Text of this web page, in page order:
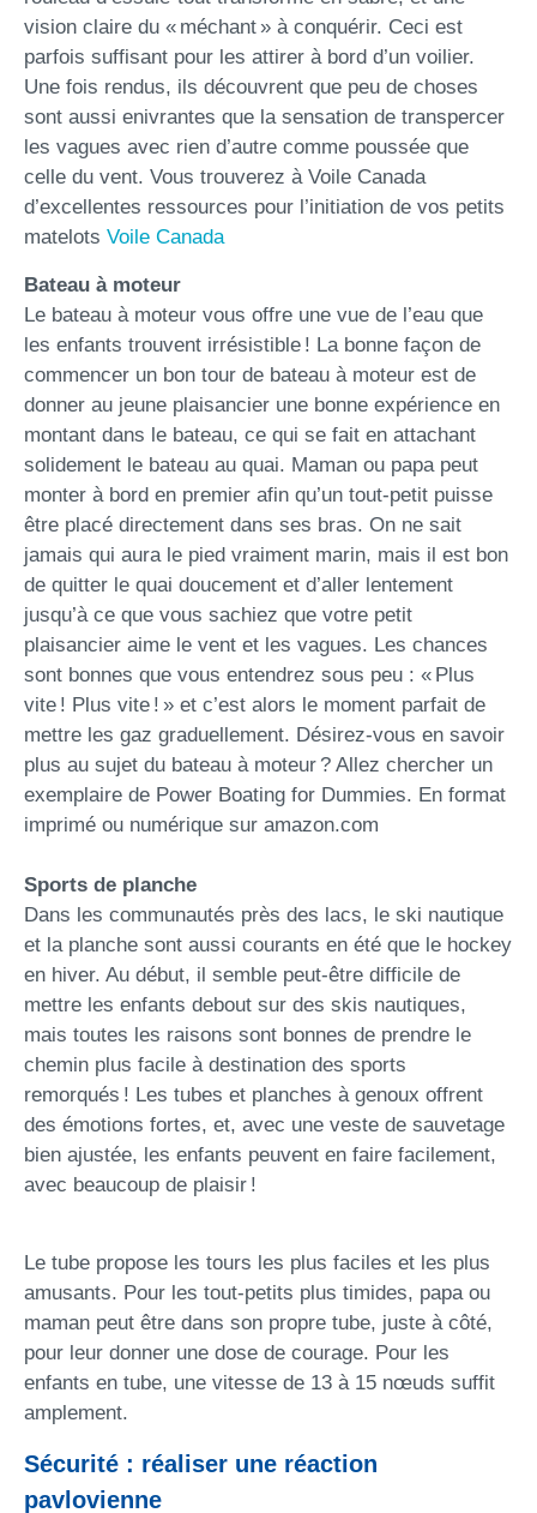
vision claire du « méchant » à conquérir. Ceci est
parfois suffisant pour les attirer à bord d’un voilier.
Une fois rendus, ils découvrent que peu de choses
sont aussi enivrantes que la sensation de transpercer
les vagues avec rien d’autre comme poussée que
celle du vent. Vous trouverez à Voile Canada
d’excellentes ressources pour l’initiation de vos petits
matelots Voile Canada
Bateau à moteur
Le bateau à moteur vous offre une vue de l’eau que
les enfants trouvent irrésistible ! La bonne façon de
commencer un bon tour de bateau à moteur est de
donner au jeune plaisancier une bonne expérience en
montant dans le bateau, ce qui se fait en attachant
solidement le bateau au quai. Maman ou papa peut
monter à bord en premier afin qu’un tout-petit puisse
être placé directement dans ses bras. On ne sait
jamais qui aura le pied vraiment marin, mais il est bon
de quitter le quai doucement et d’aller lentement
jusqu’à ce que vous sachiez que votre petit
plaisancier aime le vent et les vagues. Les chances
sont bonnes que vous entendrez sous peu : « Plus
vite ! Plus vite ! » et c’est alors le moment parfait de
mettre les gaz graduellement. Désirez-vous en savoir
plus au sujet du bateau à moteur ? Allez chercher un
exemplaire de Power Boating for Dummies. En format
imprimé ou numérique sur amazon.com
Sports de planche
Dans les communautés près des lacs, le ski nautique
et la planche sont aussi courants en été que le hockey
en hiver. Au début, il semble peut-être difficile de
mettre les enfants debout sur des skis nautiques,
mais toutes les raisons sont bonnes de prendre le
chemin plus facile à destination des sports
remorqués ! Les tubes et planches à genoux offrent
des émotions fortes, et, avec une veste de sauvetage
bien ajustée, les enfants peuvent en faire facilement,
avec beaucoup de plaisir !
Le tube propose les tours les plus faciles et les plus
amusants. Pour les tout-petits plus timides, papa ou
maman peut être dans son propre tube, juste à côté,
pour leur donner une dose de courage. Pour les
enfants en tube, une vitesse de 13 à 15 nœuds suffit
amplement.
Sécurité : réaliser une réaction
pavlovienne